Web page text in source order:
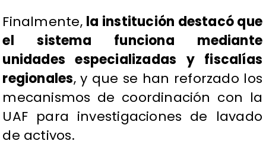
Finalmente, la institución destacó que
el sistema funciona mediante
unidades especializadas y fiscalías
regionales, y que se han reforzado los
mecanismos de coordinación con la
UAF para investigaciones de lavado
de activos.